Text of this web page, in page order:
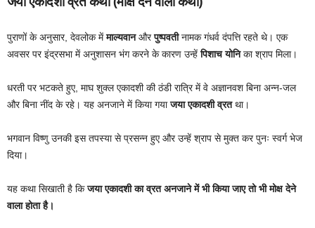
पुराणों के अनुसार, देवलोक मेंमाल्यवानऔरपुष्पवतीनामक गंधर्व दंपत्ति रहते थे। एक
अवसर पर इंद्रसभा में अनुशासन भंग करने के कारण उन्हेंपिशाच योनिका श्राप मिला।
धरती पर भटकते हुए, माघ शुक्ल एकादशी की ठंडी रात्रि में वे अज्ञानवश बिना अन्न-जल
और बिना नींद के रहे। यह अनजाने में किया गयाजया एकादशी व्रतथा।
भगवान विष्णु उनकी इस तपस्या से प्रसन्न हुए और उन्हें श्राप से मुक्त कर पुनः स्वर्ग भेज
दिया।
यह कथा सिखाती है किजया एकादशी का व्रत अनजाने में भी किया जाए तो भी मोक्ष देने
वाला होता है।